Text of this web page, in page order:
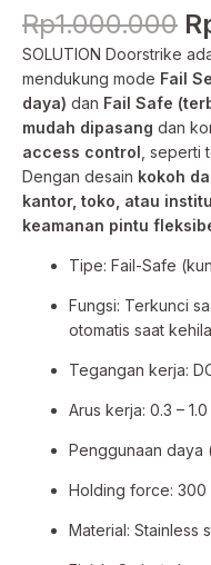
Rp1.000.000
SOLUTION Doorstrike
mendukung mode Fail
daya) dan Fail Safe
mudah dipasang dan
access control ,
Dengan desain kokoh
kantor, toko, atau
keamanan pintu
Tipe: Fail-Safe
Fungsi: Terkunci
otomatis saat
Tegangan kerja:
Arus kerja: 0.3 –
Penggunaan daya
Holding force: 300
Material: Stainless